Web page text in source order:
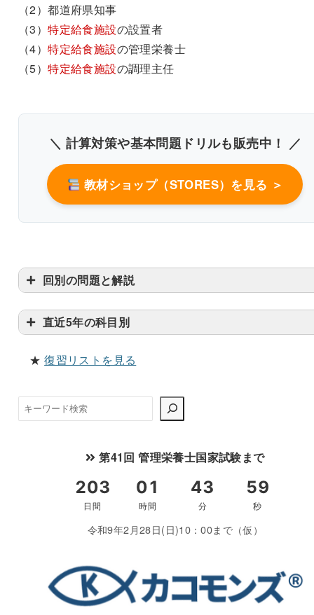
（2）都道府県知事
（3）特定給食施設の設置者
（4）特定給食施設の管理栄養士
（5）特定給食施設の調理主任
＼ 計算対策や基本問題ドリルも販売中！ ／
教材ショップ（STORES）を見る ＞
回別の問題と解説
直近5年の科目別
★復習リストを見る
検
索
第41回 管理栄養士国家試験まで
令和9年2月28日(日)10：00まで（仮）